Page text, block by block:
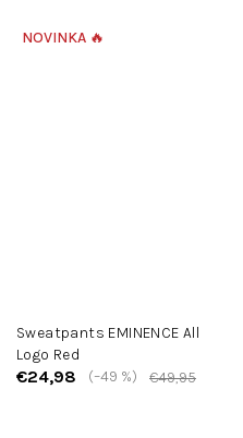
NOVINKA 🔥
Sweatpants EMINENCE All
Logo Red
€24,98 €49,95
(–49 %)